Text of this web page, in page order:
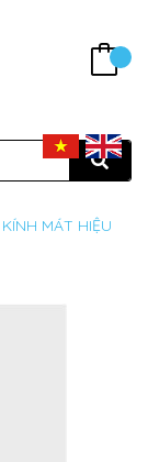
KÍNH MÁT HIỆU